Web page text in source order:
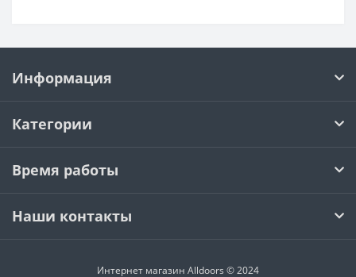
Информация
Категории
Время работы
Наши контакты
Интернет магазин Alldoors © 2024